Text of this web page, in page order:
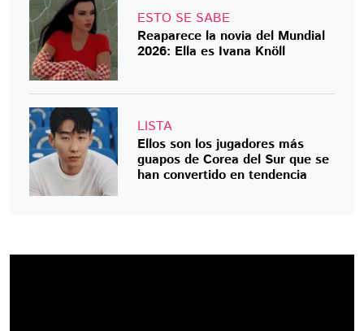
ESTO SE SABE
Reaparece la novia del Mundial
2026: Ella es Ivana Knöll
LISTA
Ellos son los jugadores más
guapos de Corea del Sur que se
han convertido en tendencia